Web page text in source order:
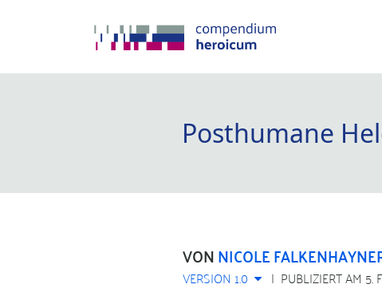
Posthumane
VONNICOLE
VERSION 1.0 PUBLIZIERT AM 5.